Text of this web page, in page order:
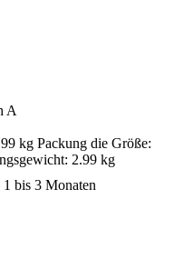
A
kg Packung die Größe:
2.99 kg
bis 3 Monaten